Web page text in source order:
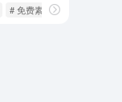
# 免费素材